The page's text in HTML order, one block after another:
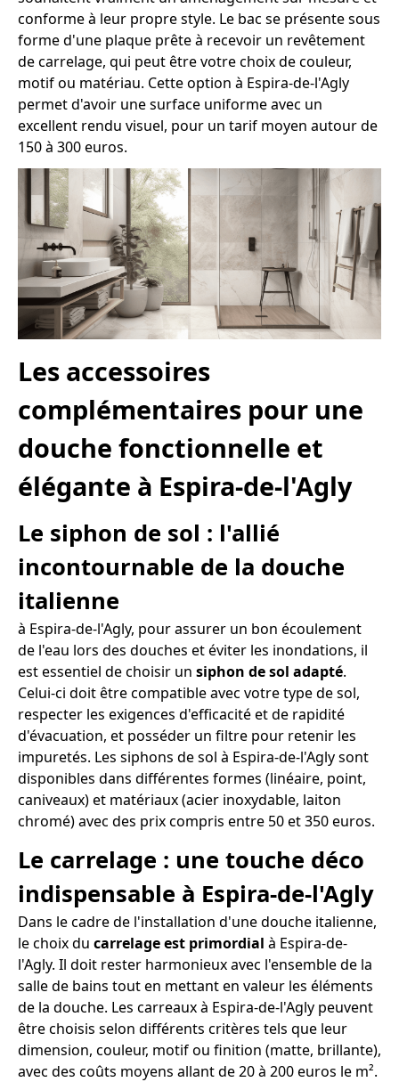
conforme à leur propre style. Le bac se présente sous
forme d'une plaque prête à recevoir un revêtement
de carrelage, qui peut être votre choix de couleur,
motif ou matériau. Cette option à Espira-de-l'Agly
permet d'avoir une surface uniforme avec un
excellent rendu visuel, pour un tarif moyen autour de
150 à 300 euros.
Les accessoires
complémentaires pour une
douche fonctionnelle et
élégante à Espira-de-l'Agly
Le siphon de sol : l'allié
incontournable de la douche
italienne
à Espira-de-l'Agly, pour assurer un bon écoulement
de l'eau lors des douches et éviter les inondations, il
est essentiel de choisir un siphon de sol adapté.
Celui-ci doit être compatible avec votre type de sol,
respecter les exigences d'efficacité et de rapidité
d'évacuation, et posséder un filtre pour retenir les
impuretés. Les siphons de sol à Espira-de-l'Agly sont
disponibles dans différentes formes (linéaire, point,
caniveaux) et matériaux (acier inoxydable, laiton
chromé) avec des prix compris entre 50 et 350 euros.
Le carrelage : une touche déco
indispensable à Espira-de-l'Agly
Dans le cadre de l'installation d'une douche italienne,
le choix du carrelage est primordial à Espira-de-
l'Agly. Il doit rester harmonieux avec l'ensemble de la
salle de bains tout en mettant en valeur les éléments
de la douche. Les carreaux à Espira-de-l'Agly peuvent
être choisis selon différents critères tels que leur
dimension, couleur, motif ou finition (matte, brillante),
avec des coûts moyens allant de 20 à 200 euros le m².